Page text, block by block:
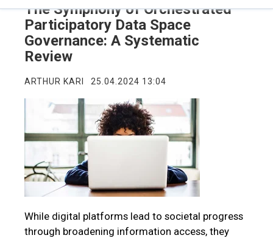
The Symphony of Orchestrated
Participatory Data Space
Governance: A Systematic
Review
ARTHUR KARI 25.04.2024 13:04
While digital platforms lead to societal progress
through broadening information access, they